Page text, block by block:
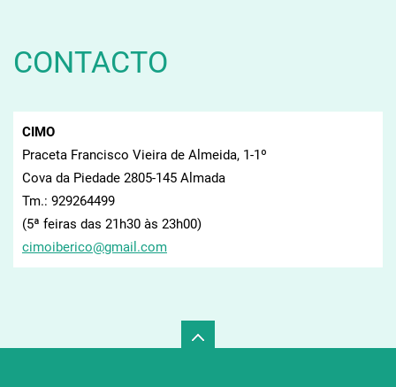
CONTACTO
CIMO
Praceta Francisco Vieira de Almeida, 1-1º
Cova da Piedade 2805-145 Almada
Tm.: 929264499
(5ª feiras das 21h30 às 23h00)
cimoiberico@gmai l.com